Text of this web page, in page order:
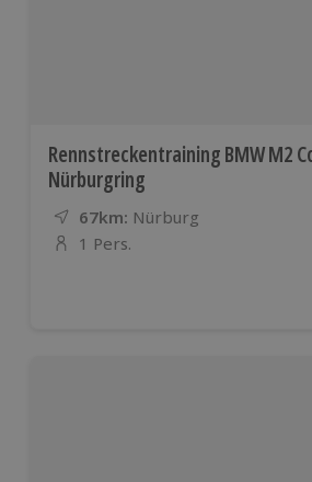
Rennstreckentraining BMW M2
Nürburgring
67km: Entfernung
Standort
Nürburg
Anzahl der Teilnehmer
1 Pers.